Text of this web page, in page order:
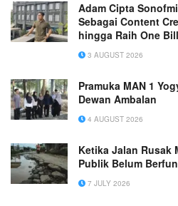
Adam Cipta
Sebagai Content
hingga Raih One
Sejumlah Brand
3 AUGUST 2026
Pramuka MAN 1
Dewan Ambalan
4 AUGUST 2026
Ketika Jalan Rusak
Publik Belum
7 JULY 2026